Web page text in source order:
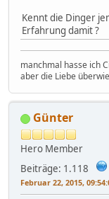
Kennt die Dinger
Erfahrung damit ?
manchmal hasse ich
aber die Liebe
Günter
Hero Member
Beiträge: 1.118
Februar 22, 2015,